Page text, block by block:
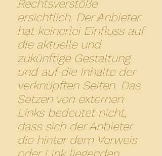
Rechtsverstöße
ersichtlich. Der Anbieter
hat keinerlei Einfluss auf
die aktuelle und
zukünftige Gestaltung
und auf die Inhalte der
verknüpften Seiten. Das
Setzen von externen
Links bedeutet nicht,
dass sich der Anbieter
die hinter dem Verweis